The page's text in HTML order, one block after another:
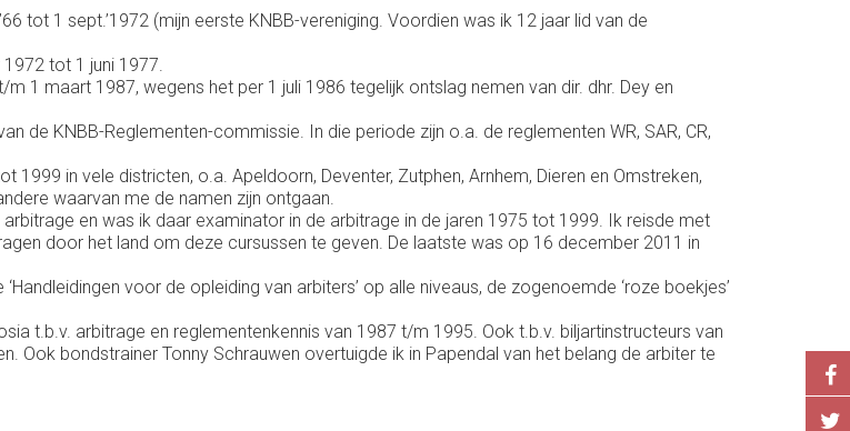
tot 1 sept.’1972 (mijn eerste KNBB-vereniging. Voordien was ik 12 jaar lid van de
1972 tot 1 juni 1977.
m 1 maart 1987, wegens het per 1 juli 1986 tegelijk ontslag nemen van dir. dhr. Dey en
de KNBB-Reglementen-commissie. In die periode zijn o.a. de reglementen WR, SAR, CR,
in vele districten, o.a. Apeldoorn, Deventer, Zutphen, Arnhem, Dieren en Omstreken,
waarvan me de namen zijn ontgaan.
en was ik daar examinator in de arbitrage in de jaren 1975 tot 1999. Ik reisde met
door het land om deze cursussen te geven. De laatste was op 16 december 2011 in
voor de opleiding van arbiters’ op alle niveaus, de zogenoemde ‘roze boekjes’
t.b.v. arbitrage en reglementenkennis van 1987 t/m 1995. Ook t.b.v. biljartinstructeurs van
Ook bondstrainer Tonny Schrauwen overtuigde ik in Papendal van het belang de arbiter te